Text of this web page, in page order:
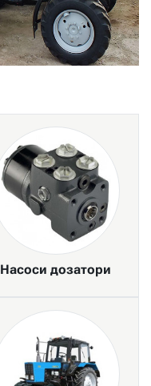
Насоси дозатори